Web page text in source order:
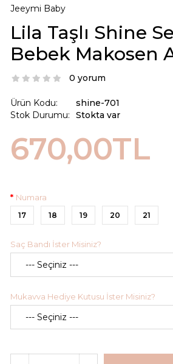
Jeeymi Baby
Lila Taşlı Shine
Bebek Makosen
0 yorum
Ürün Kodu:
Stok Durumu:
shine-701
Stokta var
670,00TL
Numara
17 18 19 20 21
Saç Bandı İster Misiniz?
Mukavva Hediye Kutusu İster Misiniz?